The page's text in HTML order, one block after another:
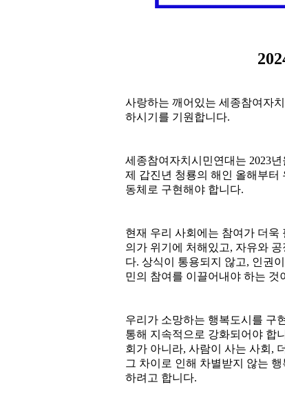
사랑하는 깨어있는 세종참여자
하시기를 기원합니다.
세종참여자치시민연대는 2023
제 갑진년 청룡의 해인 올해부터
동체로 구현해야 합니다.
현재 우리 사회에는 참여가 더욱
의가 위기에 처해있고, 자유와
다. 상식이 통용되지 않고, 인권
민의 참여를 이끌어내야 하는 것
우리가 소망하는 행복도시를 구
통해 지속적으로 강화되어야 합
회가 아니라, 사람이 사는 사회 ,
그 차이로 인해 차별받지 않는
하려고 합니다.